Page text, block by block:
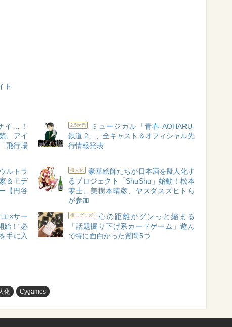
ト
イ…！
、アイ
飛行場
2.5次元
ミュージカル「青春-AOHARU-
鉄道 2」、全キャスト＆オフィシャル先
行情報発表
ルトラ
＆モデ
【円谷
擬人化
豪華絵師たちが日本酒を擬人化す
るプロジェクト「ShuShu」始動！松本
零士、美樹本晴彦、ヤスダスズヒトら
が参加
×サー
始！“必
手に入
推しグッズ
心の距離がグンっと縮まる
「話題掘り下げ系カードゲーム」遊ん
で特に面白かった質問5つ
化 Cygames